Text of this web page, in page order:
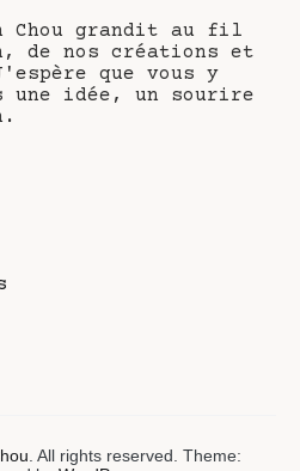
Chou grandit au fil
de nos créations et
que vous y
une idée, un sourire
. All rights reserved. Theme: